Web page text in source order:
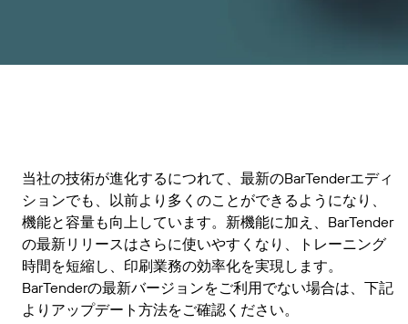
印刷
規格
インテグレーション
航空宇宙産業
化学
食品および飲料
医療機器
プロフェッショナルサービス
学ぶ
導入事例
BarTenderパートナーを検索し、パートナーディレ
クトリから見積もりやサービスを依頼することがで
きます。
パートナーポータル
サポートへのお問い合わせ
現在サポートされているすべてのBarTender製品に
関するテクニカルアシスタンスのサポートリクエス
トを送信してください。
BarTender Cloud
当社の技術が進化するにつれて、最新のBarTenderエディ
ションでも、以前より多くのことができるようになり、
機能と容量も向上しています。新機能に加え、BarTender
の最新リリースはさらに使いやすくなり、トレーニング
時間を短縮し、印刷業務の効率化を実現します。
BarTenderの最新バージョンをご利用でない場合は、下記
よりアップデート方法をご確認ください。